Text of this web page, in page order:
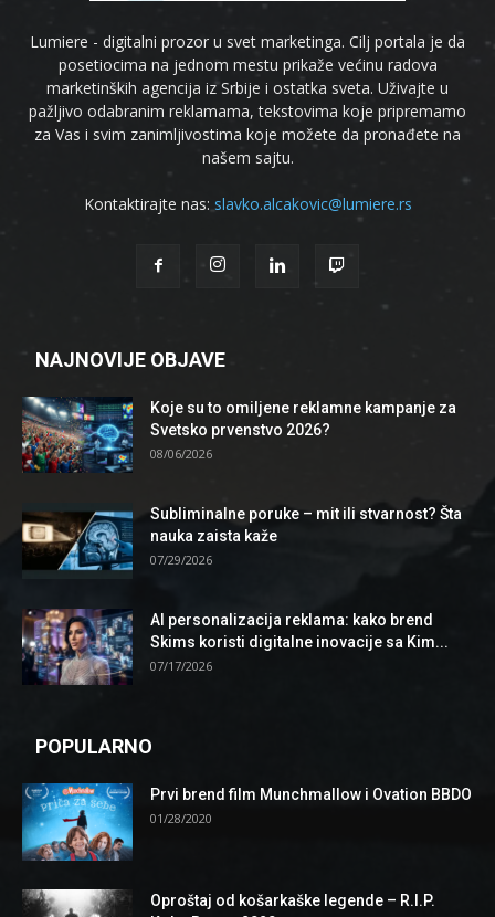
Lumiere - digitalni prozor u svet marketinga. Cilj portala je da
posetiocima na jednom mestu prikaže većinu radova
marketinških agencija iz Srbije i ostatka sveta. Uživajte u
pažljivo odabranim reklamama, tekstovima koje pripremamo
za Vas i svim zanimljivostima koje možete da pronađete na
našem sajtu.
Kontaktirajte nas: slavko.alcakovic@lumiere.rs
NAJNOVIJE OBJAVE
Koje su to omiljene reklamne kampanje za
Svetsko prvenstvo 2026?
08/06/2026
Subliminalne poruke – mit ili stvarnost? Šta
nauka zaista kaže
07/29/2026
AI personalizacija reklama: kako brend
Skims koristi digitalne inovacije sa Kim...
07/17/2026
POPULARNO
Prvi brend film Munchmallow i Ovation BBDO
01/28/2020
Oproštaj od košarkaške legende – R.I.P.